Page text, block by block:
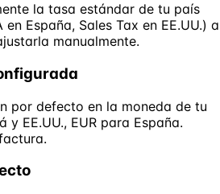
la tasa estándar de tu país
en España, Sales Tax en EE.UU.) a
manualmente.
por defecto en la moneda de tu
y EE.UU., EUR para España.